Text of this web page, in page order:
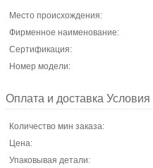
Место происхождения:
Фирменное наименование:
Сертификация:
Номер модели:
Оплата и доставка Условия
Количество мин заказа:
Цена:
Упаковывая детали: